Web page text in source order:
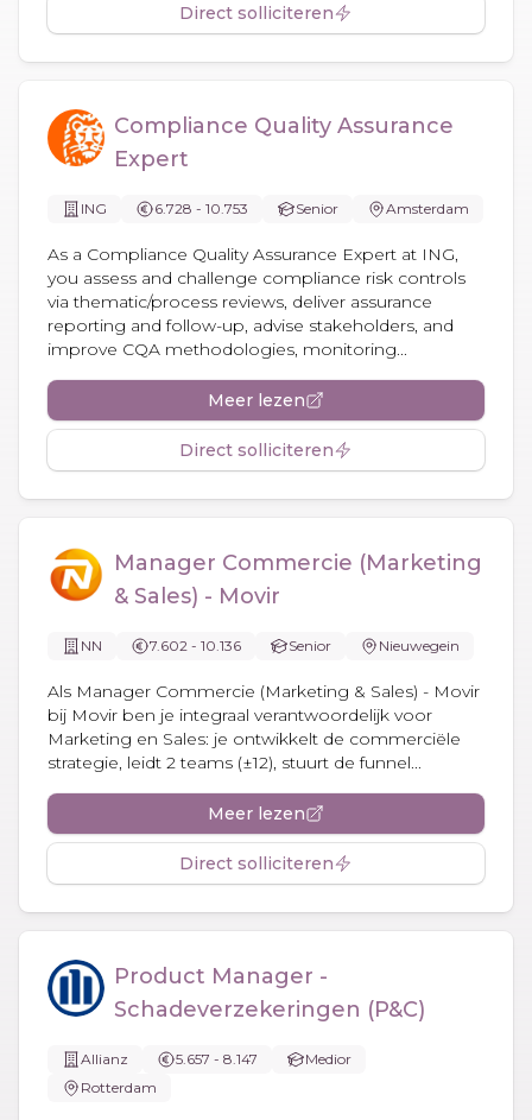
Direct solliciteren
Compliance Quality Assurance
Expert
ING 6.728 - 10.753 Senior Amsterdam
As a Compliance Quality Assurance Expert at ING,
you assess and challenge compliance risk controls
via thematic/process reviews, deliver assurance
reporting and follow-up, advise stakeholders, and
improve CQA methodologies, monitoring...
Meer lezen
Direct solliciteren
Manager Commercie (Marketing
& Sales) - Movir
NN 7.602 - 10.136 Senior Nieuwegein
Als Manager Commercie (Marketing & Sales) - Movir
bij Movir ben je integraal verantwoordelijk voor
Marketing en Sales: je ontwikkelt de commerciële
strategie, leidt 2 teams (±12), stuurt de funnel...
Meer lezen
Direct solliciteren
Product Manager -
Schadeverzekeringen (P&C)
Allianz 5.657 - 8.147
Medior
Rotterdam